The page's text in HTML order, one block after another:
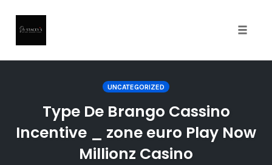
UNCATEGORIZED
Type De Brango Cassino
Incentive _ zone euro Play Now
Millionz Casino